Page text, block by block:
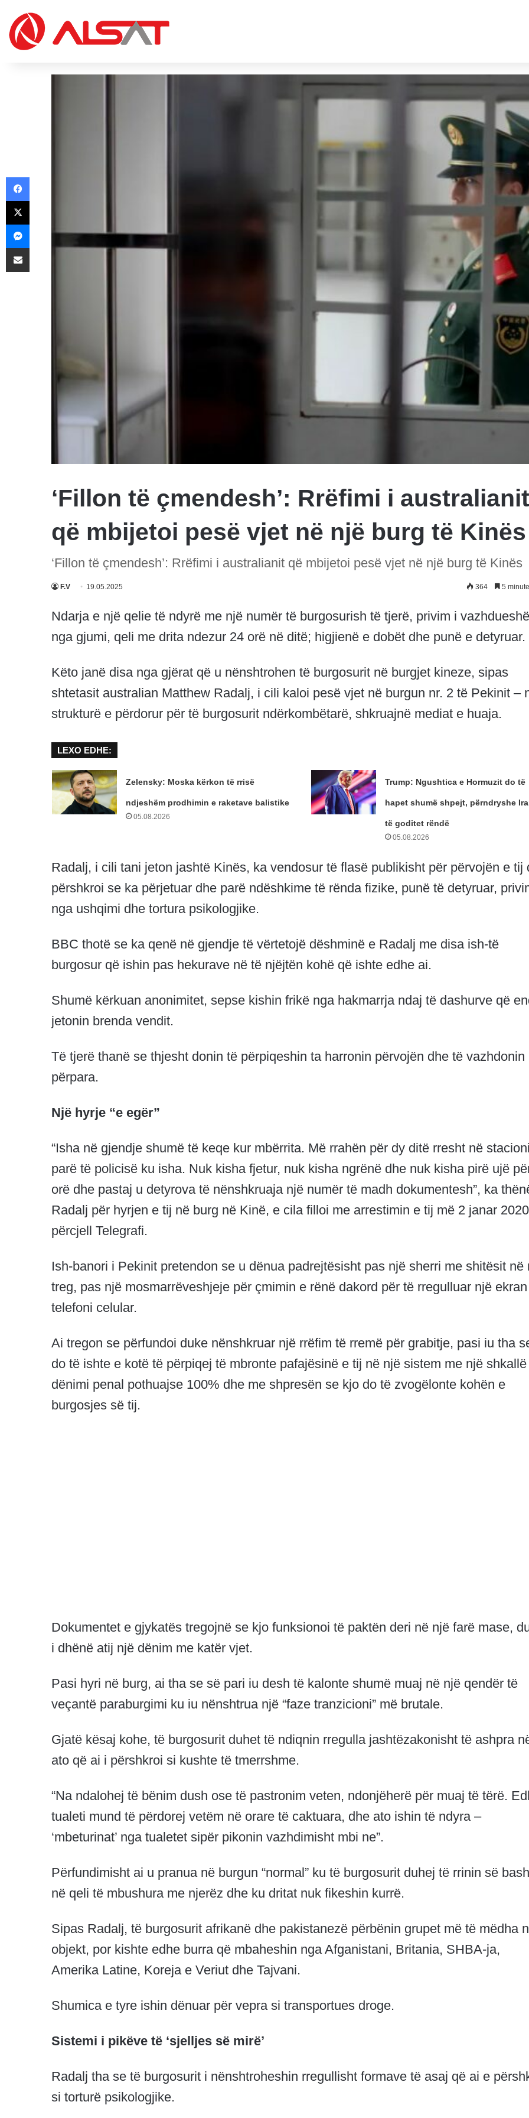
‘Fillon të çmendesh’: Rrëfimi i australianit
që mbijetoi pesë vjet në një burg të Kinës
‘Fillon të çmendesh’: Rrëfimi i australianit që mbijetoi pesë vjet në një burg të Kinës
F.V 19.05.2025 364 5
Ndarja e një qelie të ndyrë me një numër të burgosurish të tjerë, privim i
nga gjumi, qeli me drita ndezur 24 orë në ditë; higjienë e dobët dhe punë e detyruar.
Këto janë disa nga gjërat që u nënshtrohen të burgosurit në burgjet kineze, sipas
shtetasit australian Matthew Radalj, i cili kaloi pesë vjet në burgun nr. 2 të Pekinit –
strukturë e përdorur për të burgosurit ndërkombëtarë, shkruajnë mediat e huaja.
LEXO EDHE:
Zelensky: Moska kërkon të rrisë
ndjeshëm prodhimin e raketave balistike
05.08.2026
Trump: Ngushtica e Hormuzit do të
hapet shumë shpejt, përndryshe
të goditet rëndë
05.08.2026
Radalj, i cili tani jeton jashtë Kinës, ka vendosur të flasë publikisht për përvojën e tij
përshkroi se ka përjetuar dhe parë ndëshkime të rënda fizike, punë të detyruar,
nga ushqimi dhe tortura psikologjike.
BBC thotë se ka qenë në gjendje të vërtetojë dëshminë e Radalj me disa ish-të
burgosur që ishin pas hekurave në të njëjtën kohë që ishte edhe ai.
Shumë kërkuan anonimitet, sepse kishin frikë nga hakmarrja ndaj të dashurve që
jetonin brenda vendit.
Të tjerë thanë se thjesht donin të përpiqeshin ta harronin përvojën dhe të vazhdonin
përpara.
Një hyrje “e egër”
“Isha në gjendje shumë të keqe kur mbërrita. Më rrahën për dy ditë rresht në
parë të policisë ku isha. Nuk kisha fjetur, nuk kisha ngrënë dhe nuk kisha pirë ujë
orë dhe pastaj u detyrova të nënshkruaja një numër të madh dokumentesh”, ka
Radalj për hyrjen e tij në burg në Kinë, e cila filloi me arrestimin e tij më 2 janar
përcjell Telegrafi.
Ish-banori i Pekinit pretendon se u dënua padrejtësisht pas një sherri me shitësit në
treg, pas një mosmarrëveshjeje për çmimin e rënë dakord për të rregulluar një ekran
telefoni celular.
Ai tregon se përfundoi duke nënshkruar një rrëfim të rremë për grabitje, pasi iu tha
do të ishte e kotë të përpiqej të mbronte pafajësinë e tij në një sistem me një shkallë
dënimi penal pothuajse 100% dhe me shpresën se kjo do të zvogëlonte kohën e
burgosjes së tij.
Dokumentet e gjykatës tregojnë se kjo funksionoi të paktën deri në një farë mase,
i dhënë atij një dënim me katër vjet.
Pasi hyri në burg, ai tha se së pari iu desh të kalonte shumë muaj në një qendër të
veçantë paraburgimi ku iu nënshtrua një “faze tranzicioni” më brutale.
Gjatë kësaj kohe, të burgosurit duhet të ndiqnin rregulla jashtëzakonisht të ashpra
ato që ai i përshkroi si kushte të tmerrshme.
“Na ndalohej të bënim dush ose të pastronim veten, ndonjëherë për muaj të tërë.
tualeti mund të përdorej vetëm në orare të caktuara, dhe ato ishin të ndyra –
‘mbeturinat’ nga tualetet sipër pikonin vazhdimisht mbi ne”.
Përfundimisht ai u pranua në burgun “normal” ku të burgosurit duhej të rrinin së
në qeli të mbushura me njerëz dhe ku dritat nuk fikeshin kurrë.
Sipas Radalj, të burgosurit afrikanë dhe pakistanezë përbënin grupet më të mëdha
objekt, por kishte edhe burra që mbaheshin nga Afganistani, Britania, SHBA-ja,
Amerika Latine, Koreja e Veriut dhe Tajvani.
Shumica e tyre ishin dënuar për vepra si transportues droge.
Sistemi i pikëve të ‘sjelljes së mirë’
Radalj tha se të burgosurit i nënshtroheshin rregullisht formave të asaj që ai e
si torturë psikologjike.
Facebook
X
Messenger
Share via Email